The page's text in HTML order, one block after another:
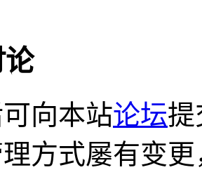
向本站论坛提
方式屡有变